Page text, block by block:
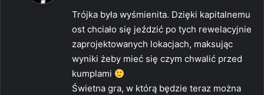
e
:
Trójka była wyśmienita. Dzięki kapitalnemu
ost chciało się jeździć po tych rewelacyjnie
zaprojektowanych lokacjach, maksując
wyniki żeby mieć się czym chwalić przed
kumplami
Świetna gra, w którą będzie teraz można